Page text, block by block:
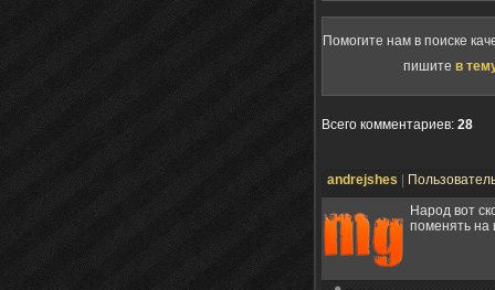
Помогите нам в поиске
пишите в
Всего комментариев: 28
andrejshes |
Народ вот
поменять на